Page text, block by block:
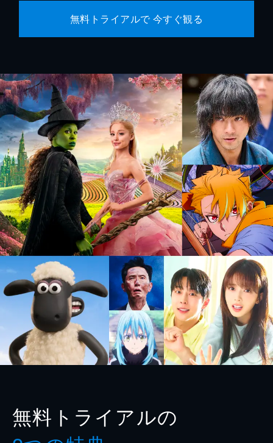
無料トライアルで 今すぐ観る
無料トライアルの